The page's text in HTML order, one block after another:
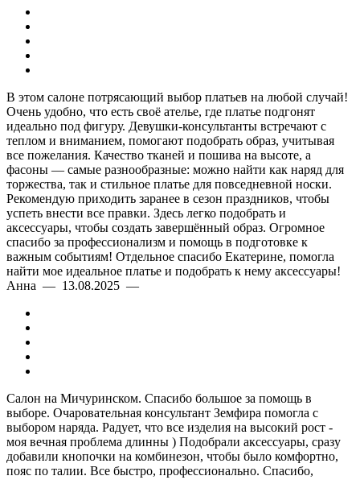
В этом салоне потрясающий выбор платьев на любой случай!
Очень удобно, что есть своё ателье, где платье подгонят
идеально под фигуру. Девушки-консультанты встречают с
теплом и вниманием, помогают подобрать образ, учитывая
все пожелания. Качество тканей и пошива на высоте, а
фасоны — самые разнообразные: можно найти как наряд для
торжества, так и стильное платье для повседневной носки.
Рекомендую приходить заранее в сезон праздников, чтобы
успеть внести все правки. Здесь легко подобрать и
аксессуары, чтобы создать завершённый образ. Огромное
спасибо за профессионализм и помощь в подготовке к
важным событиям! Отдельное спасибо Екатерине, помогла
найти мое идеальное платье и подобрать к нему аксессуары!
Анна — 13.08.2025 —
Салон на Мичуринском. Спасибо большое за помощь в
выборе. Очаровательная консультант Земфира помогла с
выбором наряда. Радует, что все изделия на высокий рост -
моя вечная проблема длинны ) Подобрали аксессуары, сразу
добавили кнопочки на комбинезон, чтобы было комфортно,
пояс по талии. Все быстро, профессионально. Спасибо,